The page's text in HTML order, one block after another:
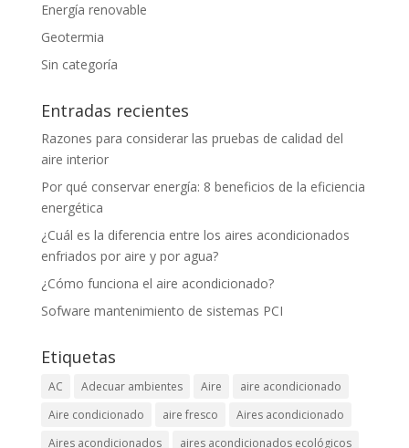
Energía renovable
Geotermia
Sin categoría
Entradas recientes
Razones para considerar las pruebas de calidad del
aire interior
Por qué conservar energía: 8 beneficios de la eficiencia
energética
¿Cuál es la diferencia entre los aires acondicionados
enfriados por aire y por agua?
¿Cómo funciona el aire acondicionado?
Sofware mantenimiento de sistemas PCI
Etiquetas
AC Adecuar ambientes Aire
aire acondicionado
Aire condicionado
aire fresco
Aires acondicionado
Aires acondicionados
aires acondicionados ecológicos